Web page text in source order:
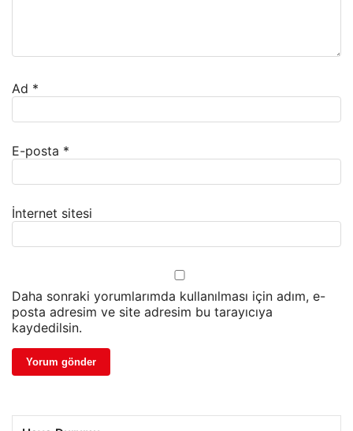
Ad *
E-posta *
İnternet sitesi
Daha sonraki yorumlarımda kullanılması için adım, e-
posta adresim ve site adresim bu tarayıcıya
kaydedilsin.